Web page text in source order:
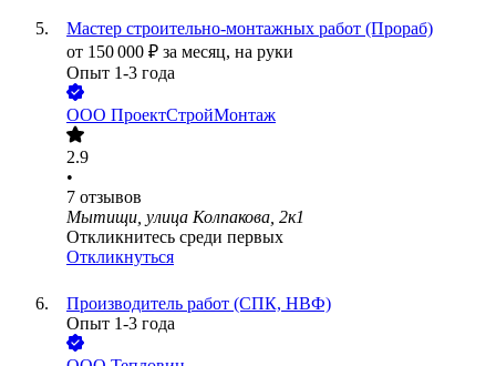
Мастер строительно-монтажных работ (Прораб)
от 150 000 ₽ за месяц, на руки
Опыт 1-3 года
ООО ПроектСтройМонтаж
2.9
•
7 отзывов
Мытищи, улица Колпакова, 2к1
Откликнитесь среди первых
Откликнуться
Производитель работ (СПК, НВФ)
Опыт 1-3 года